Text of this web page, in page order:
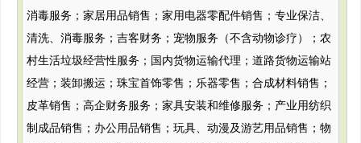
消毒服务；家居用品销售；家用电器零配件销售；专业保洁、
清洗、消毒服务；吉客财务；宠物服务（不含动物诊疗）；农
村生活垃圾经营性服务；国内货物运输代理；道路货物运输站
经营；装卸搬运；珠宝首饰零售；乐器零售；合成材料销售；
皮革销售；高企财务服务；家具安装和维修服务；产业用纺织
制成品销售；办公用品销售；玩具、动漫及游艺用品销售；物